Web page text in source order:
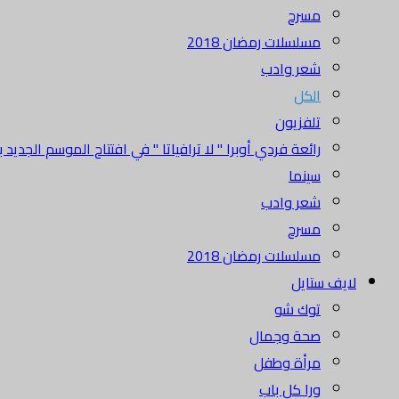
مسرح
مسلسلات رمضان 2018
شعر وادب
الكل
تلفزيون
رائعة فردي أوبرا " لا ترافياتا " في افتتاح الموسم الجديد
سينما
شعر وادب
مسرح
مسلسلات رمضان 2018
لايف ستايل
توك شو
صحة وجمال
مرأة وطفل
ورا كل باب